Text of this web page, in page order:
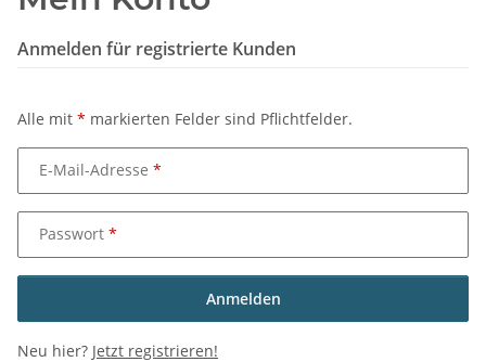
Anmelden für registrierte Kunden
Alle mit * markierten Felder sind Pflichtfelder.
E-Mail-Adresse
Passwort
Anmelden
Neu hier? Jetzt registrieren!